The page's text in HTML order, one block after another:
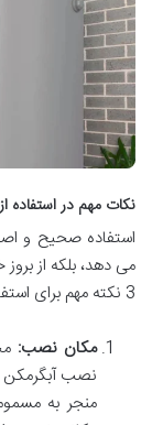
نکات مهم در استفاده
استفاده صحیح و
می ‌دهد، بلکه از
3 نکته مهم برای استفاده از آبگرمکن را بیان می کنیم.
مکان نصب:
نصب آبگرمکن
منجر به